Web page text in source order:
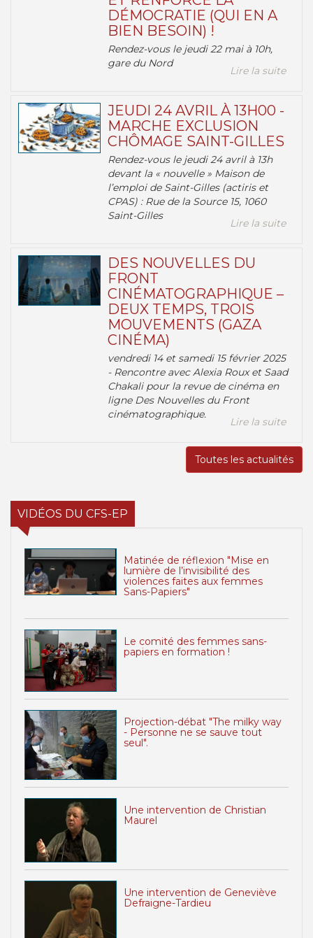
DÉMOCRATIE (QUI EN A
BIEN BESOIN) !
Rendez-vous le jeudi 22 mai à 10h,
gare du Nord
Lire la suite
JEUDI 24 AVRIL À 13H00 -
MARCHE EXCLUSION
CHÔMAGE SAINT-GILLES
Rendez-vous le jeudi 24 avril à 13h
devant la « nouvelle » Maison de
l’emploi de Saint-Gilles (actiris et
CPAS) : Rue de la Source 15, 1060
Saint-Gilles
Lire la suite
DES NOUVELLES DU
FRONT
CINÉMATOGRAPHIQUE –
DEUX TEMPS, TROIS
MOUVEMENTS (GAZA
CINÉMA)
vendredi 14 et samedi 15 février 2025
- Rencontre avec Alexia Roux et Saad
Chakali pour la revue de cinéma en
ligne Des Nouvelles du Front
cinématographique.
Lire la suite
Toutes les actualités
VIDÉOS DU CFS-EP
Matinée de réflexion "Mise en
lumière de l’invisibilité des
violences faites aux femmes
Sans-Papiers"
Le comité des femmes sans-
papiers en formation !
Projection-débat "The milky way
- Personne ne se sauve tout
seul".
Une intervention de Christian
Maurel
Une intervention de Geneviève
Defraigne-Tardieu